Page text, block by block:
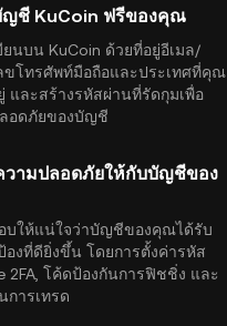
ญชี KuCoin ฟรีของคุณ
ยนบน KuCoin ด้วยที่อยู่อีเมล/
ขโทรศัพท์มือถือและประเทศที่คุณ
และสร้างรหัสผ่านที่รัดกุมเพื่อ
อดภัยของบัญชี
วามปลอดภัยให้กับบัญชีของ
บให้แน่ใจว่าบัญชีของคุณได้รับ
องที่ดียิ่งขึ้น โดยการตั้งค่ารหัส
2FA, โค้ดป้องกันการฟิชชิ่ง และ
การเทรด